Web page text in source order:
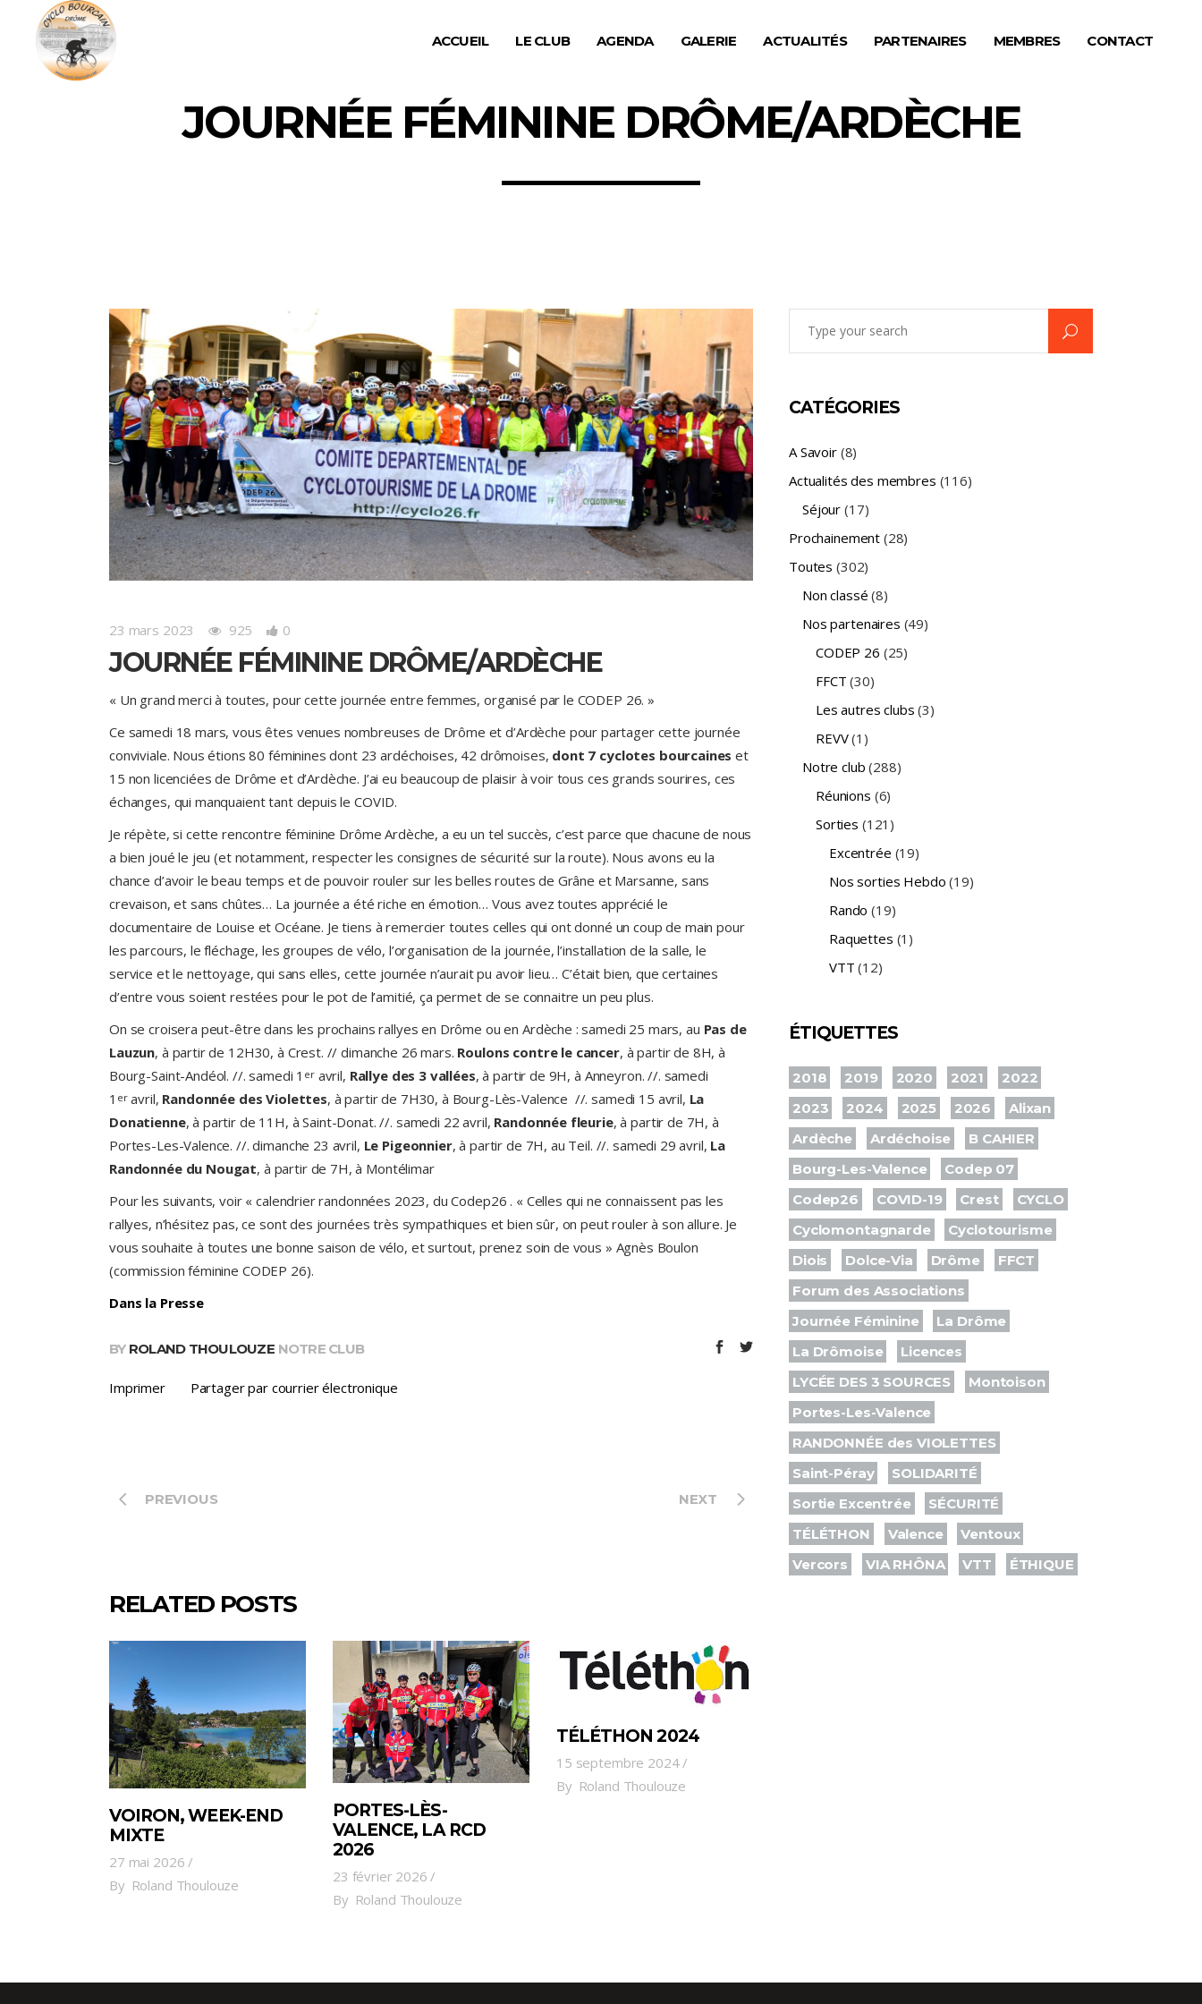
ACCUEIL LE CLUB AGENDA GALERIE ACTUALITÉS PARTENAIRES MEMBRES CONTACT
JOURNÉE FÉMININE DRÔME/ARDÈCHE
23 mars 2023 925 0
JOURNÉE FÉMININE DRÔME/ARDÈCHE
« Un grand merci à toutes, pour cette journée entre femmes, organisé par le CODEP 26. »
Ce samedi 18 mars, vous êtes venues nombreuses de Drôme et d’Ardèche pour partager cette journée
conviviale. Nous étions 80 féminines dont 23 ardéchoises, 42 drômoises, dont 7 cyclotes bourcaines et
15 non licenciées de Drôme et d’Ardèche. J’ai eu beaucoup de plaisir à voir tous ces grands sourires, ces
échanges, qui manquaient tant depuis le COVID.
Je répète, si cette rencontre féminine Drôme Ardèche, a eu un tel succès, c’est parce que chacune de nous
a bien joué le jeu (et notamment, respecter les consignes de sécurité sur la route). Nous avons eu la
chance d’avoir le beau temps et de pouvoir rouler sur les belles routes de Grâne et Marsanne, sans
crevaison, et sans chûtes… La journée a été riche en émotion… Vous avez toutes apprécié le
documentaire de Louise et Océane. Je tiens à remercier toutes celles qui ont donné un coup de main pour
les parcours, le fléchage, les groupes de vélo, l’organisation de la journée, l’installation de la salle, le
service et le nettoyage, qui sans elles, cette journée n’aurait pu avoir lieu… C’était bien, que certaines
d’entre vous soient restées pour le pot de l’amitié, ça permet de se connaitre un peu plus.
On se croisera peut-être dans les prochains rallyes en Drôme ou en Ardèche : samedi 25 mars, au Pas de
Lauzun, à partir de 12H30, à Crest. // dimanche 26 mars. Roulons contre le cancer, à partir de 8H, à
Bourg-Saint-Andéol. //. samedi 1 eravril, Rallye des 3 vallées, à partir de 9H, à Anneyron. //. samedi
1 eravril, Randonnée des Violettes, à partir de 7H30, à Bourg-Lès-Valence //. samedi 15 avril, La
Donatienne, à partir de 11H, à Saint-Donat. //. samedi 22 avril, Randonnée fleurie, à partir de 7H, à
Portes-Les-Valence. //. dimanche 23 avril, Le Pigeonnier, à partir de 7H, au Teil. //. samedi 29 avril, La
Randonnée du Nougat, à partir de 7H, à Montélimar
Pour les suivants, voir « calendrier randonnées 2023, du Codep26 . « Celles qui ne connaissent pas les
rallyes, n’hésitez pas, ce sont des journées très sympathiques et bien sûr, on peut rouler à son allure. Je
vous souhaite à toutes une bonne saison de vélo, et surtout, prenez soin de vous » Agnès Boulon
(commission féminine CODEP 26).
Dans la Presse
BY ROLAND THOULOUZE NOTRE CLUB
Imprimer Partager par courrier électronique
PREVIOUS NEXT
RELATED POSTS
VOIRON, WEEK-END
MIXTE
27 mai 2026
By Roland Thoulouze
PORTES-LÈS-
VALENCE, LA RCD
2026
23 février 2026
By Roland Thoulouze
TÉLÉTHON 2024
15 septembre 2024
By Roland Thoulouze
CATÉGORIES
A Savoir(8)
Actualités des membres (116)
Séjour (17)
Prochainement (28)
Toutes (302)
Non classé (8)
Nos partenaires (49)
CODEP 26 (25)
FFCT (30)
Les autres clubs (3)
REVV(1)
Notre club (288)
Réunions (6)
Sorties (121)
Excentrée (19)
Nos sorties Hebdo (19)
Rando (19)
Raquettes (1)
VTT (12)
ÉTIQUETTES
2018 2019 2020 2021
2022
2023
2024 2025 2026
Alixan
Ardèche
Ardéchoise
B CAHIER
Bourg-Les-Valence
Codep 07
Codep26
COVID-19 Crest
CYCLO
Cyclomontagnarde
Cyclotourisme
Diois
Dolce-Via Drôme
FFCT
Forum des Associations
Journée Féminine
La Drôme
La Drômoise
Licences
LYCÉE DES 3 SOURCES
Montoison
Portes-Les-Valence
RANDONNÉE des VIOLETTES
Saint-Péray
SOLIDARITÉ
Sortie Excentrée
SÉCURITÉ
TÉLÉTHON
Valence
Ventoux
Vercors
VIA RHÔNA VTT ÉTHIQUE